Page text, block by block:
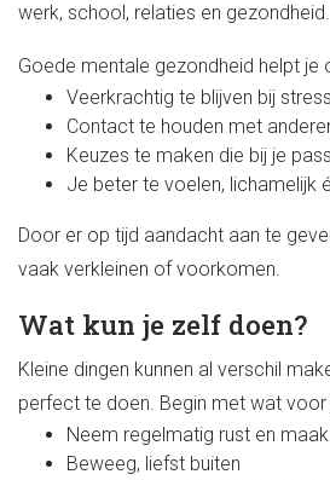
werk, school, relaties en gezondheid.
Goede mentale gezondheid helpt je
Veerkrachtig te blijven bij
Contact te houden met
Keuzes te maken die bij je
Je beter te voelen, lichamelijk
Door er op tijd aandacht aan te
vaak verkleinen of voorkomen.
Wat kun je zelf doen?
Kleine dingen kunnen al verschil
perfect te doen. Begin met wat voor
Neem regelmatig rust en
Beweeg, liefst buiten